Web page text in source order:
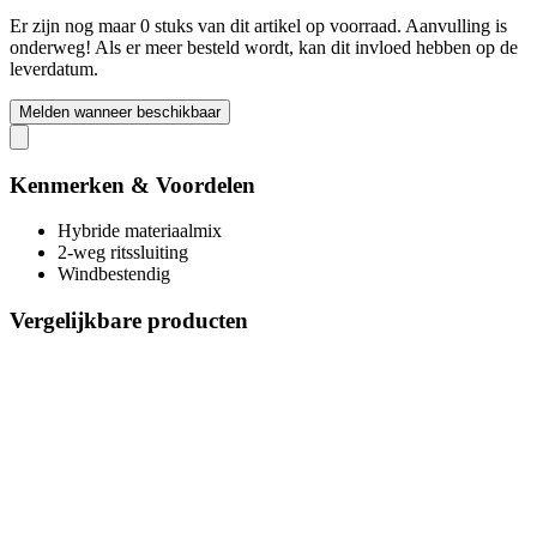
Er zijn nog maar 0 stuks van dit artikel op voorraad. Aanvulling is
onderweg! Als er meer besteld wordt, kan dit invloed hebben op de
leverdatum.
Melden wanneer beschikbaar
Kenmerken & Voordelen
Hybride materiaalmix
2-weg ritssluiting
Windbestendig
Vergelijkbare producten